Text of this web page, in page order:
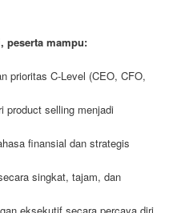
peserta mampu:
prioritas C-Level (CEO, CFO,
product selling menjadi
finansial dan strategis
singkat, tajam, dan